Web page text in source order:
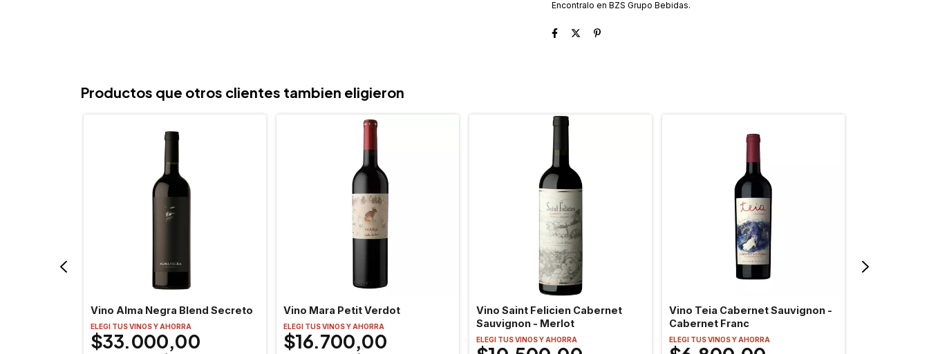
Encontralo en BZS Grupo Bebidas.
Productos que otros clientes tambien eligieron
Vino Alma Negra Blend Secreto
ELEGI TUS VINOS Y AHORRA
$33.000,00
Vino Mara Petit Verdot
ELEGI TUS VINOS Y AHORRA
$16.700,00
Vino Saint Felicien Cabernet
Sauvignon - Merlot
ELEGI TUS VINOS Y AHORRA
Vino Teia Cabernet Sauvignon -
Cabernet Franc
ELEGI TUS VINOS Y AHORRA